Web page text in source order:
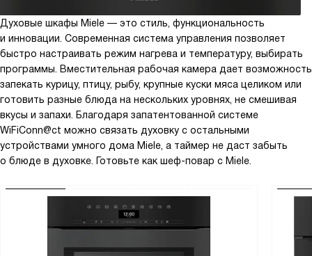
Духовые шкафы Miele — это стиль, функциональность
и инновации. Современная система управления позволяет
быстро настраивать режим нагрева и температуру, выбирать
программы. Вместительная рабочая камера дает возможность
запекать курицу, птицу, рыбу, крупные куски мяса целиком или
готовить разные блюда на нескольких уровнях, не смешивая
вкусы и запахи. Благодаря запатентованной системе
WiFiConn@ct можно связать духовку с остальными
устройствами умного дома Miele, а таймер не даст забыть
о блюде в духовке. Готовьте как шеф-повар с Miele.